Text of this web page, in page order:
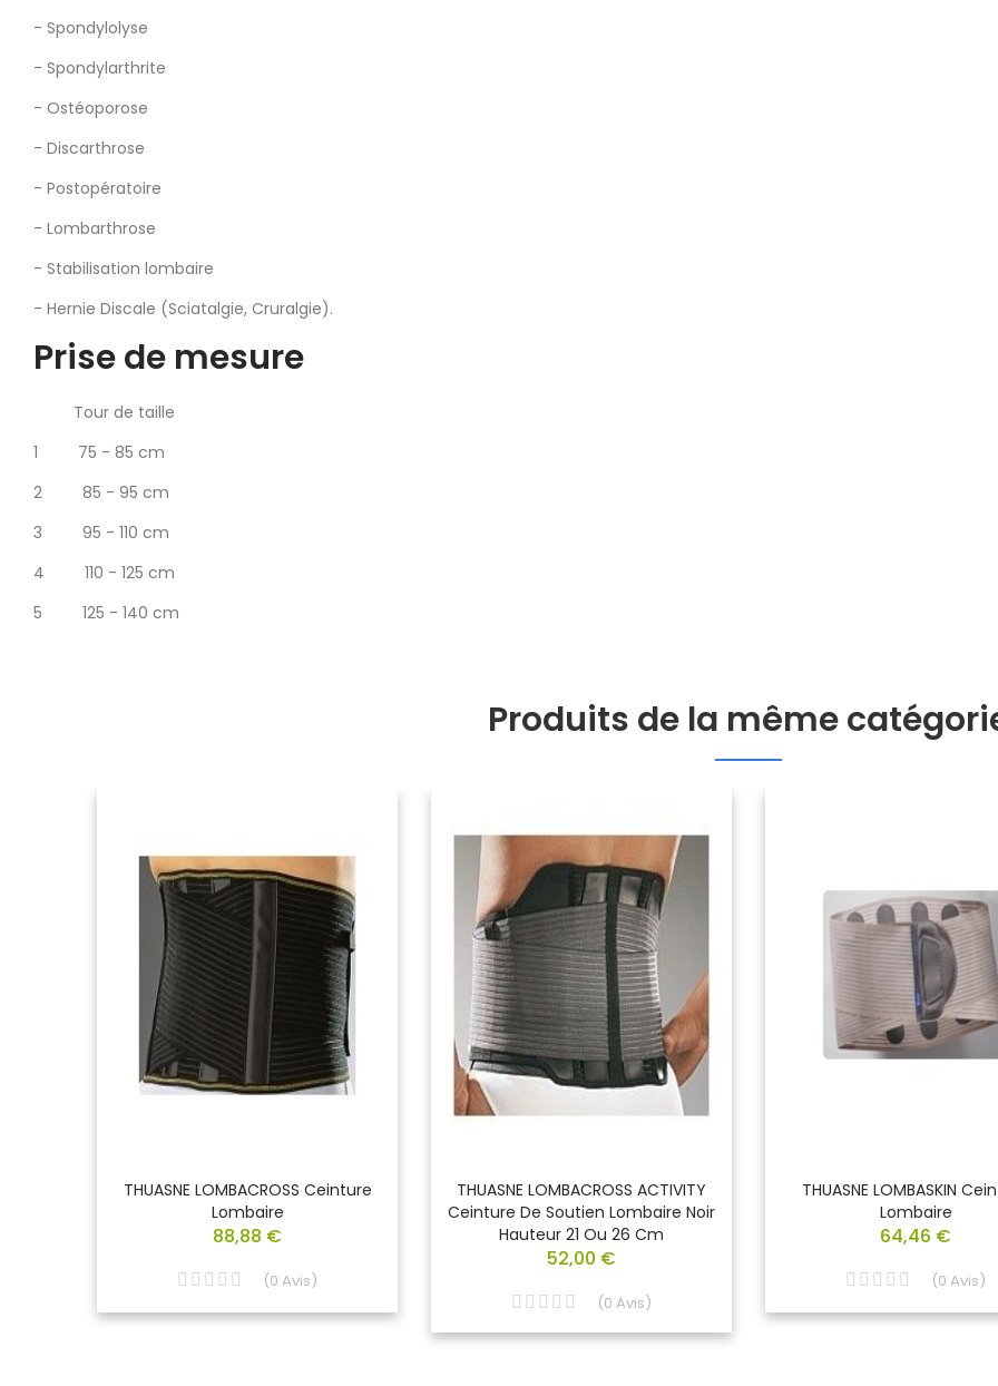
- Spondylolyse
- Spondylarthrite
- Ostéoporose
- Discarthrose
- Postopératoire
- Lombarthrose
- Stabilisation lombaire
- Hernie Discale (Sciatalgie, Cruralgie).
Prise de mesure
Tour de taille
1 75 - 85 cm
2 85 - 95 cm
3 95 - 110 cm
4 110 - 125 cm
5 125 - 140 cm
Produits de la même
THUASNE LOMBACROSS Ceinture
Lombaire
88,88 €
(0 Avis)
THUASNE LOMBACROSS ACTIVITY
Ceinture De Soutien Lombaire Noir
Hauteur 21 Ou 26 Cm
52,00 €
(0 Avis)
THUASNE LOMBASKIN
Lombaire
64,46 €
(0 Avis)